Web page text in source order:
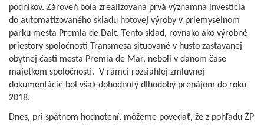
podnikov. Zároveň bola zrealizovaná prvá významná investícia
do automatizovaného skladu hotovej výroby v priemyselnom
parku mesta Premia de Dalt. Tento sklad, rovnako ako výrobné
priestory spoločnosti Transmesa situované v husto zastavanej
obytnej časti mesta Premia de Mar, neboli v danom čase
majetkom spoločnosti. V rámci rozsiahlej zmluvnej
dokumentácie bol však dohodnutý dlhodobý prenájom do roku
2018.
Dnes, pri spätnom hodnotení, môžeme povedať, že z pohľadu ŽP